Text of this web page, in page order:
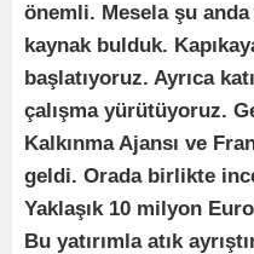
önemli. Mesela şu
kaynak bulduk.
başlatıyoruz. Ayrıca
çalışma yürütüyoruz.
Kalkınma Ajansı ve
geldi. Orada birlikte
Yaklaşık 10 milyon
Bu yatırımla atık